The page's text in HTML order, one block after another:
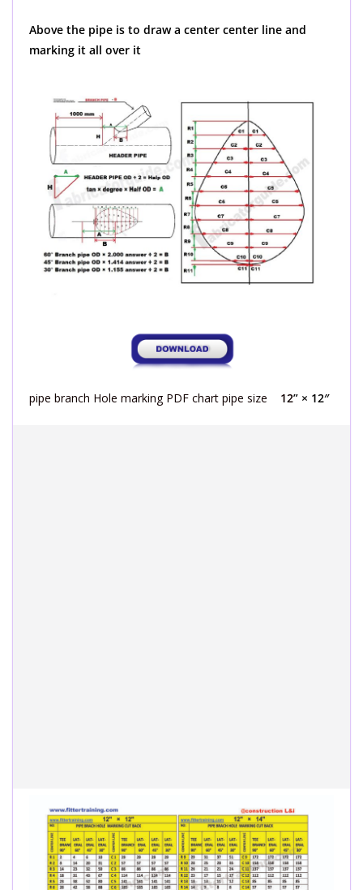
Above the pipe is to draw a center center line and
marking it all over it
pipe branch Hole marking PDF chart pipe size 12” × 12″